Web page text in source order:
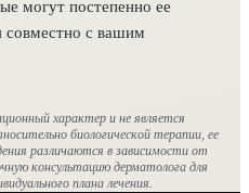
могут постепенно ее
с вашим
характер и не является
биологической терапии, ее
различаются в зависимости от
консультацию дерматолога для
плана лечения.